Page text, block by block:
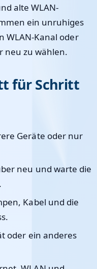
alte WLAN-
ein unruhiges
WLAN-Kanal oder
neu zu wählen.
für Schritt
Geräte oder nur
neu und warte die
Kabel und die
oder ein anderes